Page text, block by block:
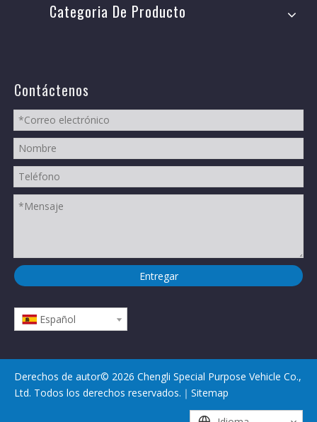
Categoria De Producto
Contáctenos
Entregar
Español
Derechos de autor© 2026 Chengli Special Purpose Vehicle Co.,
Ltd. Todos los derechos reservados.｜ Sitemap